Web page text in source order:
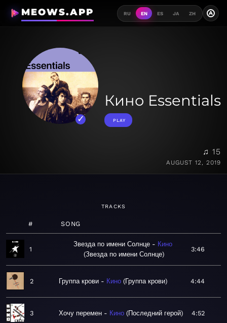
MEOWS.APP RU EN ES JA ZH A
Кино Essentials
PLAY
♫ 15
AUGUST 12, 2019
TRACKS
# SONG
1
Звезда по имени Солнце
Кино
Звезда по имени Солнце
3:46
2 Группа крови Кино Группа крови 4:44
3 Хочу перемен Кино Последний герой 4:52